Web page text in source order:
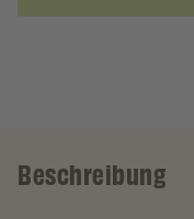
Beschreibung